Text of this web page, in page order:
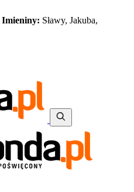
Imieniny: Sławy, Jakuba,